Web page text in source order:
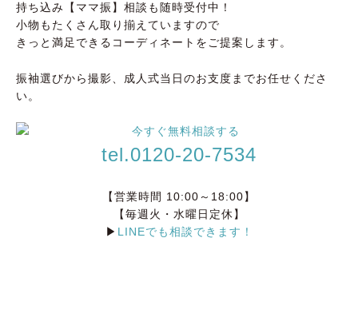
持ち込み【ママ振】相談も随時受付中！
小物もたくさん取り揃えていますので
きっと満足できるコーディネートをご提案します。
振袖選びから撮影、成人式当日のお支度までお任せくださ
い。
tel.0120-20-7534
【営業時間 10:00～18:00】
【毎週火・水曜日定休】
▶ LINEでも相談できます！